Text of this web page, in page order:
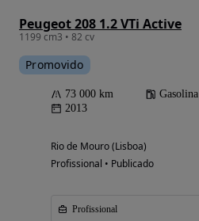
Peugeot 208 1.2 VTi Active
1199 cm3 • 82 cv
Promovido
73 000 km Gasolina
2013
Rio de Mouro (Lisboa)
Profissional • Publicado
Profissional